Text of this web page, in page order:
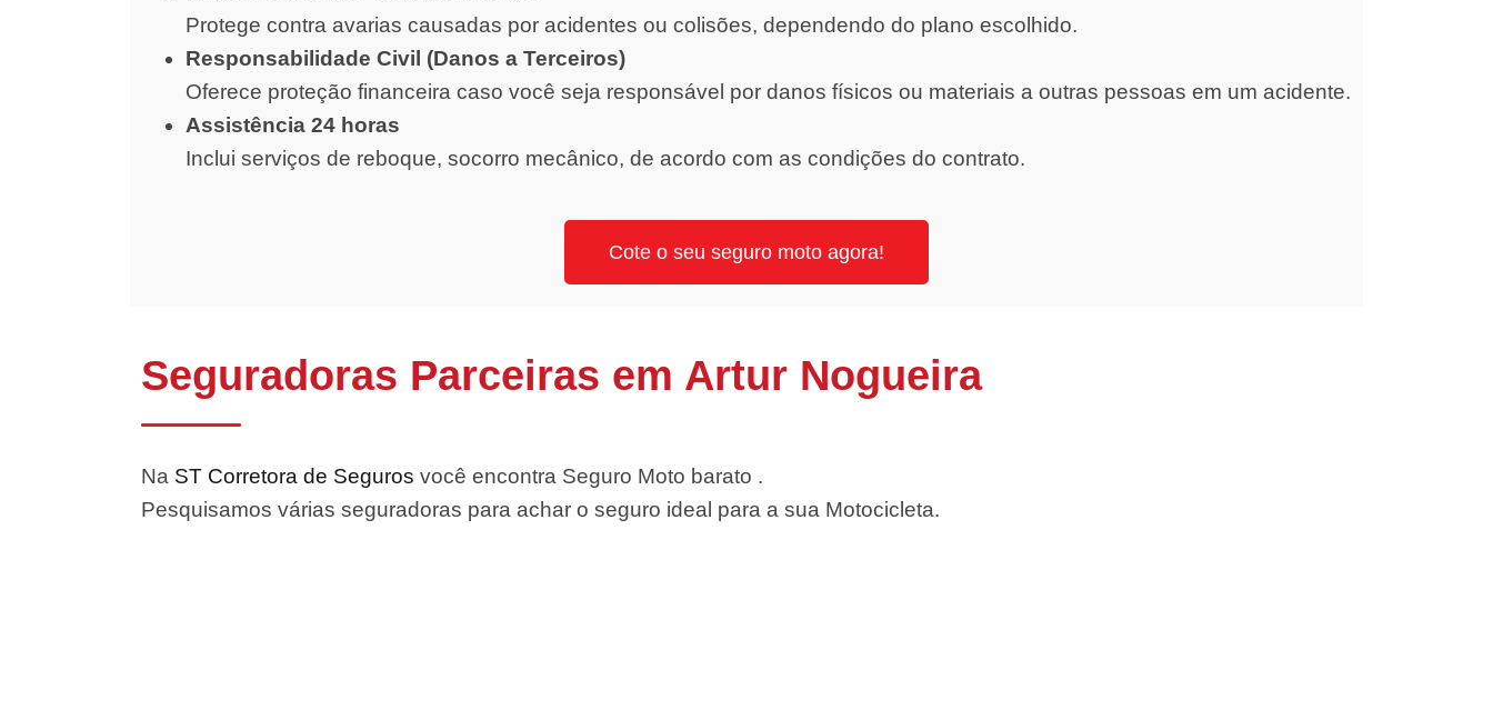
Protege contra avarias causadas por acidentes ou colisões, dependendo do plano escolhido.
Responsabilidade Civil (Danos a Terceiros)
Oferece proteção financeira caso você seja responsável por danos físicos ou materiais a outras pessoas em um acidente.
Assistência 24 horas
Inclui serviços de reboque, socorro mecânico, de acordo com as condições do contrato.
Cote o seu seguro moto agora!
Seguradoras Parceiras em Artur Nogueira
Na ST Corretora de Seguros você encontra Seguro Moto barato .
Pesquisamos várias seguradoras para achar o seguro ideal para a sua Motocicleta.